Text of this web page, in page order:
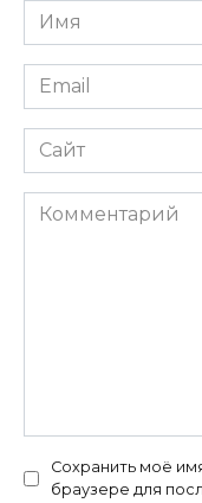
Имя
*
Email
*
Сайт
Комментарий
Сохранить моё
браузере для